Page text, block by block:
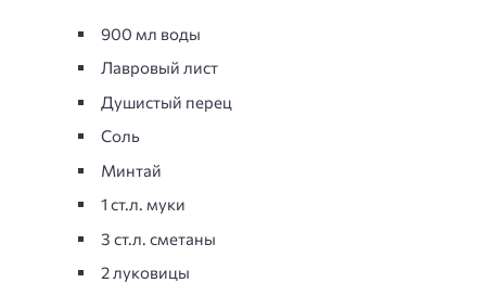
900 мл воды
Лавровый лист
Душистый перец
Соль
Минтай
1 ст.л. муки
3 ст.л. сметаны
2 луковицы